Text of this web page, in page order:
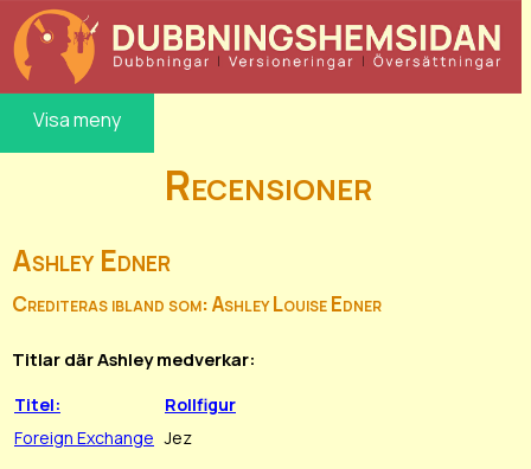
Visa meny
Recensioner
Ashley Edner
Crediteras ibland som: Ashley Louise Edner
Titlar där Ashley medverkar:
Titel:
Rollfigur
Foreign Exchange Jez